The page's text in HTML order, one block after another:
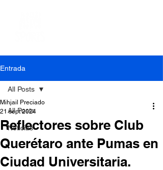
Entrada
All Posts
Noticias
All Posts
Reflectores sobre Club
Querétaro ante Pumas en
Ciudad Universitaria.
Mihjail Preciado
21 sept 2024